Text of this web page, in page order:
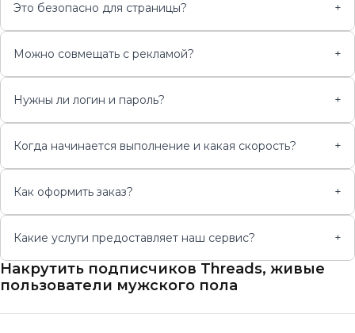
Накрутить подписчиков Threads, живые
пользователи мужского пола
Это безопасно для страницы? +
Можно совмещать с рекламой? +
Нужны ли логин и пароль? +
Когда начинается выполнение и какая скорость? +
Как оформить заказ? +
Какие услуги предоставляет наш сервис? +